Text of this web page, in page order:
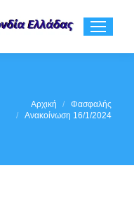
Αρχική
Φασφαλής
Ανακοίνωση 16/1/2024